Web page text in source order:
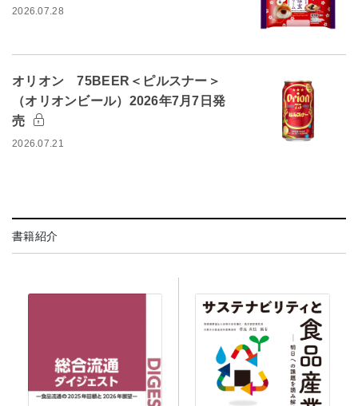
2026.07.28
オリオン 75BEER＜ピルスナー＞
（オリオンビール）2026年7月7日発
売
2026.07.21
書籍紹介